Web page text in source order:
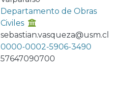
Departamento de Obras
Civiles
sebastian.vasqueza@usm.cl
0000-0002-5906-3490
57647090700